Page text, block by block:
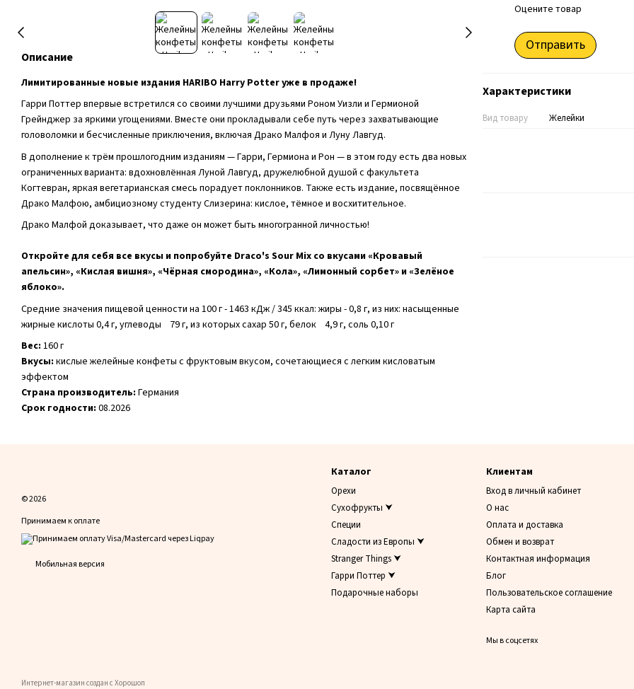
Описание
Лимитированные новые издания HARIBO Harry Potter уже в продаже!
Гарри Поттер впервые встретился со своими лучшими друзьями Роном Уизли и Гермионой
Грейнджер за яркими угощениями. Вместе они прокладывали себе путь через захватывающие
головоломки и бесчисленные приключения, включая Драко Малфоя и Луну Лавгуд.
В дополнение к трём прошлогодним изданиям — Гарри, Гермиона и Рон — в этом году есть два новых
ограниченных варианта: вдохновлённая Луной Лавгуд, дружелюбной душой с факультета
Когтевран, яркая вегетарианская смесь порадует поклонников. Также есть издание, посвящённое
Драко Малфою, амбициозному студенту Слизерина: кислое, тёмное и восхитительное.
Драко Малфой доказывает, что даже он может быть многогранной личностью!
Откройте для себя все вкусы и попробуйте Draco's Sour Mix со вкусами «Кровавый
апельсин», «Кислая вишня», «Чёрная смородина», «Кола», «Лимонный сорбет» и «Зелёное
яблоко».
Средние значения пищевой ценности на 100 г - 1463 кДж / 345 ккал: жиры - 0,8 г, из них: насыщенные
жирные кислоты 0,4 г, углеводы 79 г, из которых сахар 50 г, белок 4,9 г, соль 0,10 г
Вес: 160 г
Вкусы: кислые желейные конфеты с фруктовым вкусом, сочетающиеся с легким кисловатым
эффектом
Страна производитель: Германия
Срок годности: 08.2026
Оцените товар
Отправить
Характеристики
Вид товару Желейки
© 2026
Принимаем к оплате
Мобильная версия
Интернет-магазин создан с Хорошоп
Каталог
Орехи
Сухофрукты ⮟
Специи
Сладости из Европы ⮟
Stranger Things ⮟
Гарри Поттер ⮟
Подарочные наборы
Клиентам
Вход в личный кабинет
О нас
Оплата и доставка
Обмен и возврат
Контактная информация
Блог
Пользовательское соглашение
Карта сайта
Мы в соцсетях